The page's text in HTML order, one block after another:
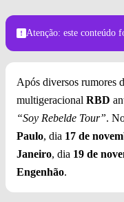
Atenção: este conteúdo
Após diversos rumores
multigeracional RBD
“Soy Rebelde Tour”.
Paulo, dia 17 de
Janeiro, dia 19 de
Engenhão.